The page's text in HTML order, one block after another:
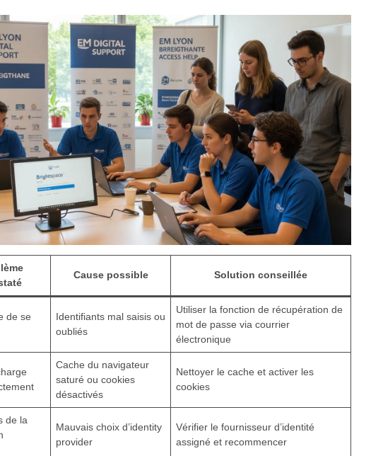
Cause possible Solution conseillée
de se
Identifiants mal saisis ou
oubliés
Utiliser la fonction de récupération de
mot de passe via courrier
électronique
Cache du navigateur
saturé ou cookies
désactivés
Nettoyer le cache et activer les
cookies
de la
Mauvais choix d’identity
provider
Vérifier le fournisseur d’identité
assigné et recommencer